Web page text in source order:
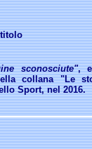
sconosciute",
collana "Le
Sport, nel 2016.